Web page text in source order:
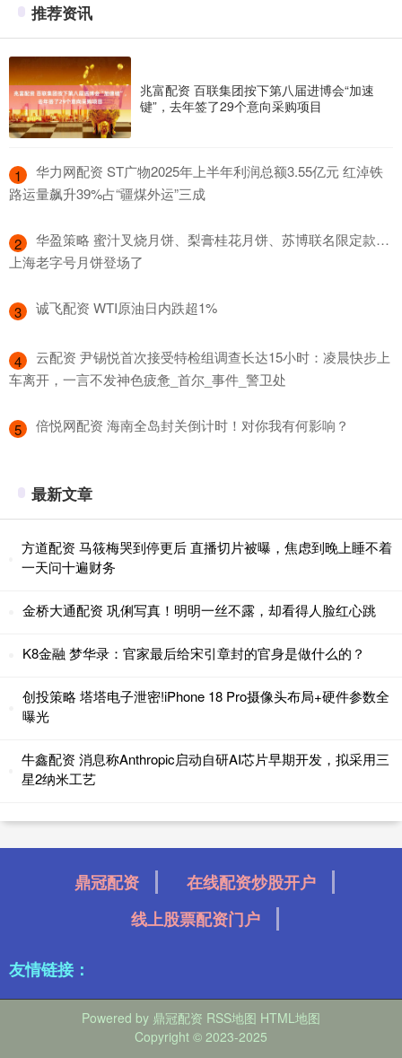
推荐资讯
兆富配资 百联集团按下第八届进博会“加速
键”，去年签了29个意向采购项目
1
​华力网配资 ST广物2025年上半年利润总额3.55亿元 红淖铁
路运量飙升39%占“疆煤外运”三成
2
​华盈策略 蜜汁叉烧月饼、梨膏桂花月饼、苏博联名限定款…
上海老字号月饼登场了
3 ​诚飞配资 WTI原油日内跌超1%
4
​云配资 尹锡悦首次接受特检组调查长达15小时：凌晨快步上
车离开，一言不发神色疲惫_首尔_事件_警卫处
5 ​倍悦网配资 海南全岛封关倒计时！对你我有何影响？
最新文章
方道配资 马筱梅哭到停更后 直播切片被曝，焦虑到晚上睡不着
一天问十遍财务
金桥大通配资 巩俐写真！明明一丝不露，却看得人脸红心跳
K8金融 梦华录：官家最后给宋引章封的官身是做什么的？
创投策略 塔塔电子泄密!iPhone 18 Pro摄像头布局+硬件参数全
曝光
牛鑫配资 消息称Anthropic启动自研AI芯片早期开发，拟采用三
星2纳米工艺
鼎冠配资
在线配资炒股开户
线上股票配资门户
友情链接：
Powered by 鼎冠配资 RSS地图 HTML地图
Copyright © 2023-2025